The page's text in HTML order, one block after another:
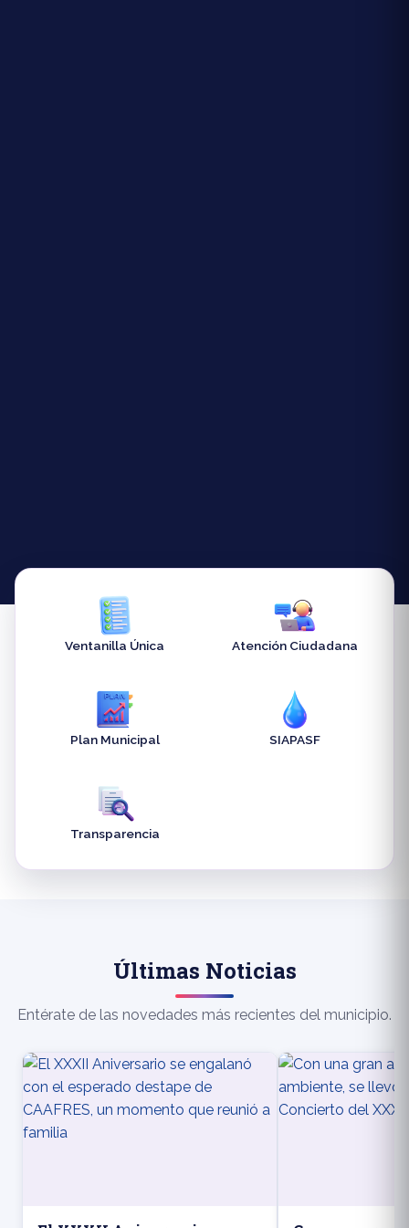
Ventanilla Única Atención Ciudadana
Plan Municipal SIAPASF
Transparencia
Últimas Noticias
Entérate de las novedades más recientes del municipio.